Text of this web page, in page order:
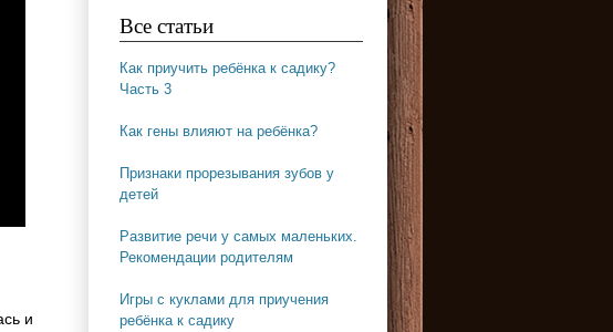
и
Все статьи
Как приучить ребёнка к садику?
Часть 3
Как гены влияют на ребёнка?
Признаки прорезывания зубов у
детей
Развитие речи у самых маленьких.
Рекомендации родителям
Игры с куклами для приучения
ребёнка к садику